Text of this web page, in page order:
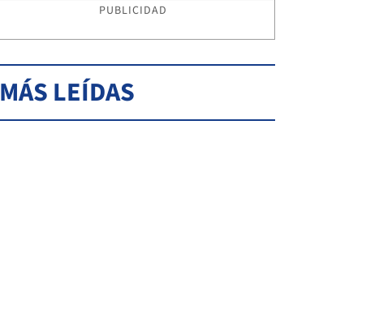
PUBLICIDAD
MÁS LEÍDAS